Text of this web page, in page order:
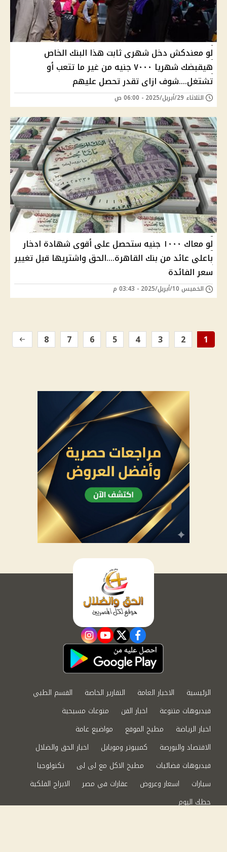
لو معندكش دخل شهرى ثابت هذا البنك الخاص
هيقبضك شهريا ٧٠٠٠ جنيه من غير ما تتعب أو
تشتغل....شوف ازاى تقدر تحصل عليهم
الثلاثاء 29/أبريل/2025 - 06:00 ص
لو معاك ١٠٠٠ جنيه ستحصل على أقوى شهادة ادخار
باعلى عائد من بنك القاهرة....الحق واشتريها قبل تغيير
سعر الفائدة
الخميس 10/أبريل/2025 - 03:43 م
1
2
3
4
5
6
7
8
facebook
twitter
youtube
instagram
الرئيسية الاخبار العامة التقارير الخاصة
القسم الطبي
فيديوهات متنوعة
اخبار الفن
منوعات مسيحية
اخبار الرياضة
مطبخ الموقع
مواضيع عامة
الاقتصاد والبورصة
كمبيوتر وموبايل
اخبار الحق والضلال
فيديوهات فضائيات
مطبخ الاكل مع لى لى
تكنولوجيا
سيارات
اسعار وعروض عقارات في مصر
الابراج الفلكية
حظك اليوم